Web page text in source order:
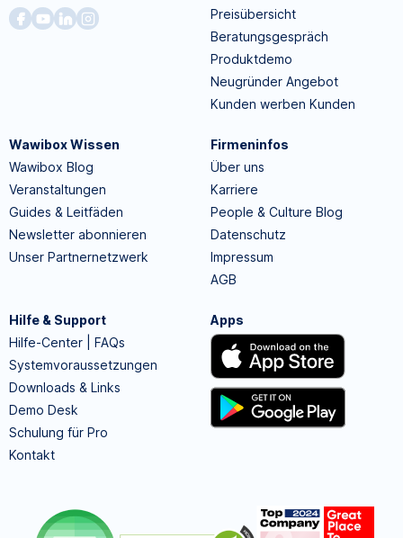
Preisübersicht
Beratungsgespräch
Produktdemo
Neugründer Angebot
Kunden werben Kunden
Wawibox Wissen
Wawibox Blog
Veranstaltungen
Guides & Leitfäden
Newsletter abonnieren
Unser Partnernetzwerk
Firmeninfos
Über uns
Karriere
People & Culture Blog
Datenschutz
Impressum
AGB
Hilfe & Support
Hilfe-Center | FAQs
Systemvoraussetzungen
Downloads & Links
Demo Desk
Schulung für Pro
Kontakt
Apps